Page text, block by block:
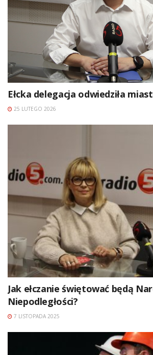
Ełcka delegacja odwiedziła
25 LUTEGO 2026
Jak ełczanie świętować będą
Niepodległości?
7 LISTOPADA 2025